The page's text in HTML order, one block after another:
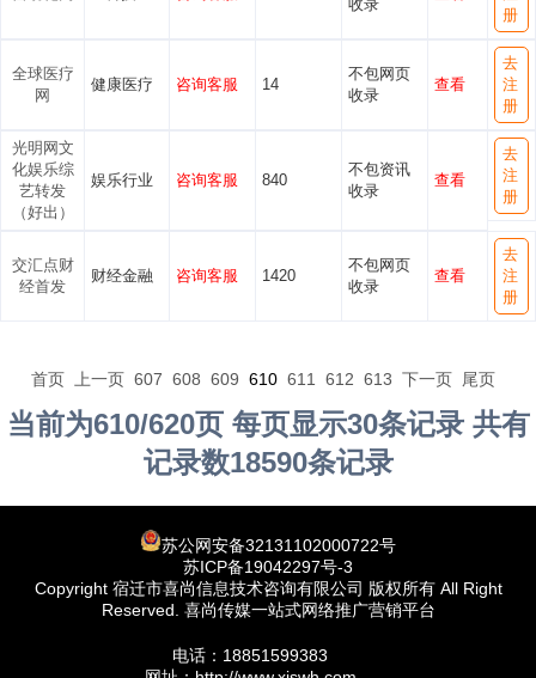
收录
册
全球医疗
网
健康医疗 咨询客服 14
不包网页
收录
查看
去
注
册
光明网文
化娱乐综
艺转发
（好出）
娱乐行业 咨询客服 840
不包资讯
收录
查看
去
注
册
交汇点财
经首发
财经金融 咨询客服 1420
不包网页
收录
查看
去
注
册
首页 上一页 607 608 609 610 611 612 613 下一页 尾页
当前为610/620页 每页显示30条记录 共有
记录数18590条记录
苏公网安备32131102000722号
苏ICP备19042297号-3
Copyright 宿迁市喜尚信息技术咨询有限公司 版权所有 All Right
Reserved. 喜尚传媒一站式网络推广营销平台
电话：18851599383